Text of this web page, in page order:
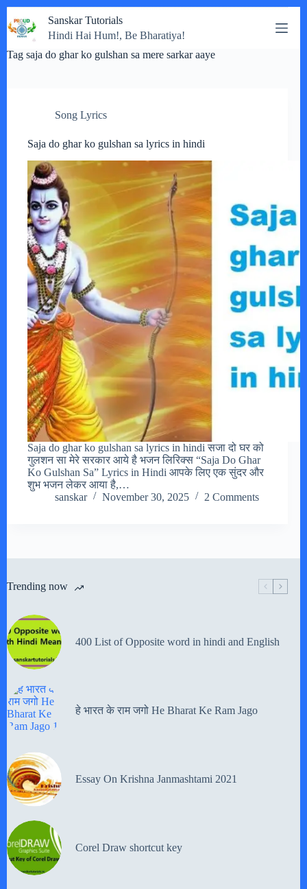
to
content
Sanskar Tutorials
Hindi Hai Hum!, Be Bharatiya!
Tag saja do ghar ko gulshan sa mere sarkar aaye
Song Lyrics
Saja do ghar ko gulshan sa lyrics in hindi
Saja do ghar ko gulshan sa lyrics in hindi सजा दो घर को
गुलशन सा मेरे सरकार आये है भजन लिरिक्स “Saja Do Ghar
Ko Gulshan Sa” Lyrics in Hindi आपके लिए एक सुंदर और
शुभ भजन लेकर आया है,…
sanskar
November 30, 2025 2 Comments
Trending now
400 List of Opposite word in hindi and English
हे भारत के राम जगो He Bharat Ke Ram Jago
Essay On Krishna Janmashtami 2021
Corel Draw shortcut key